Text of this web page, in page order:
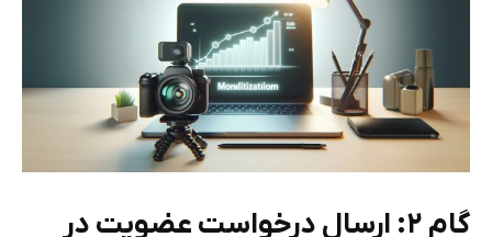
گام ۲: ارسال درخواست عضویت در